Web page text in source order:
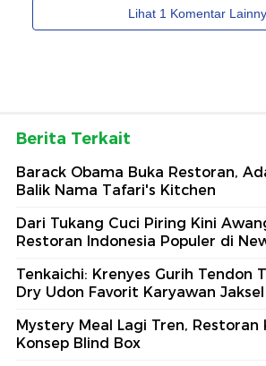
Berita Terkait
Barack Obama Buka Restoran,
Balik Nama Tafari's Kitchen
Dari Tukang Cuci Piring Kini
Restoran Indonesia Populer di
Tenkaichi: Krenyes Gurih Tendon
Dry Udon Favorit Karyawan Jaksel
Mystery Meal Lagi Tren, Restoran
Konsep Blind Box